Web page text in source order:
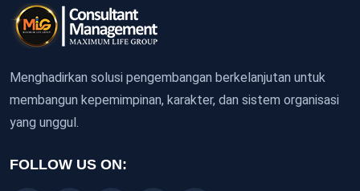
Menghadirkan solusi pengembangan berkelanjutan untuk
membangun kepemimpinan, karakter, dan sistem organisasi
yang unggul.
FOLLOW US ON: